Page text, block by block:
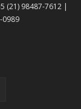
(21) 98487-7612 |
0989